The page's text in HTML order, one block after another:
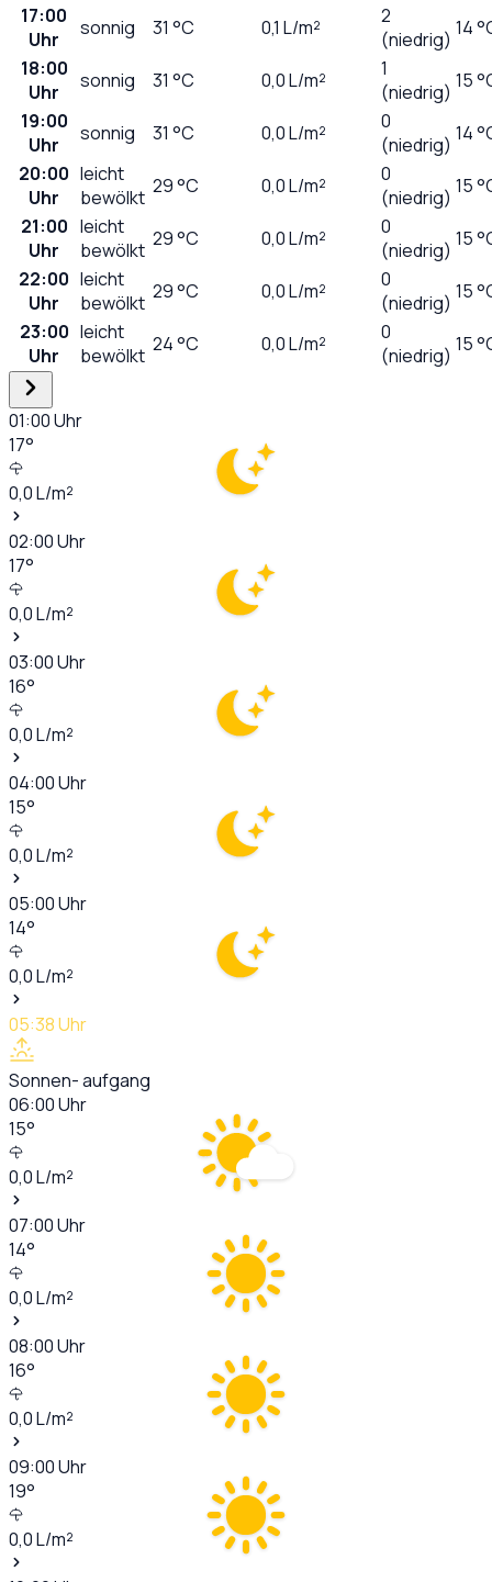
17:00
Uhr
sonnig 31 °C 0,1 L/m²
2
(niedrig) 14
18:00
Uhr
sonnig 31 °C 0,0L/m²
1
(niedrig) 15
19:00
Uhr
sonnig 31 °C 0,0L/m²
0
(niedrig) 14
20:00
Uhr
leicht
bewölkt 29°C 0,0L/m²
0
(niedrig) 15
21:00
Uhr
leicht
bewölkt 29°C 0,0L/m²
0
(niedrig) 15
22:00
Uhr
leicht
bewölkt 29°C 0,0L/m²
0
(niedrig) 15
23:00
Uhr
leicht
bewölkt 24°C 0,0L/m²
0
(niedrig) 15
01:00Uhr
17°
0,0L/m²
02:00Uhr
17°
0,0L/m²
03:00Uhr
16°
0,0L/m²
04:00Uhr
15°
0,0L/m²
05:00Uhr
14°
0,0L/m²
05:38Uhr
Sonnen- aufgang
06:00Uhr
15°
0,0L/m²
07:00Uhr
14°
0,0L/m²
08:00Uhr
16°
0,0L/m²
09:00Uhr
19°
0,0L/m²